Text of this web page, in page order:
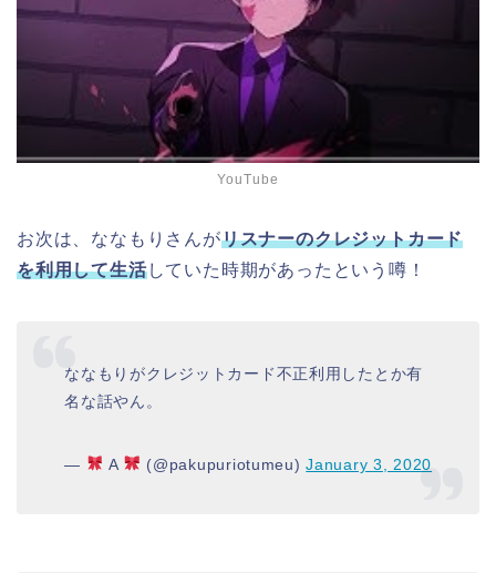
YouTube
お次は、ななもりさんがリスナーのクレジットカード
を利用して生活していた時期があったという噂！
ななもりがクレジットカード不正利用したとか有
名な話やん。
— A (@pakupuriotumeu)January 3, 2020